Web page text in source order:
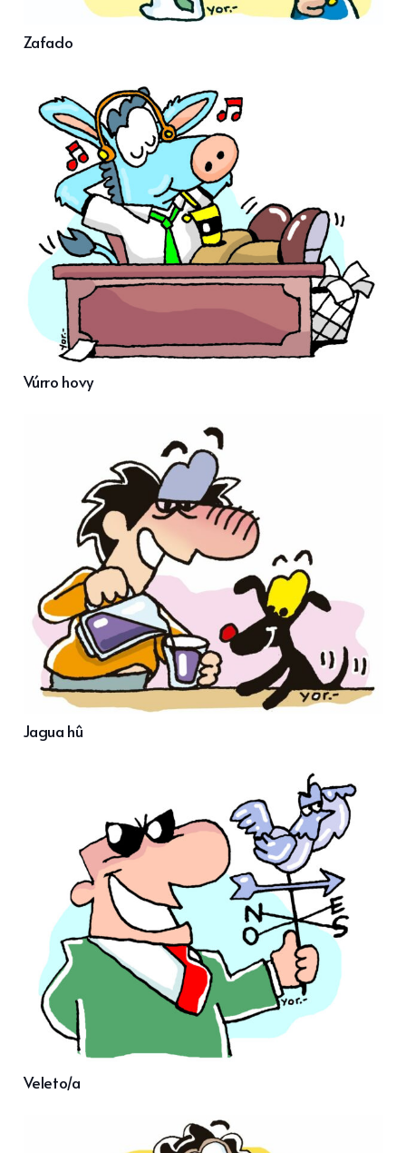
Zafado
Vúrro hovy
Jagua hû
Veleto/a